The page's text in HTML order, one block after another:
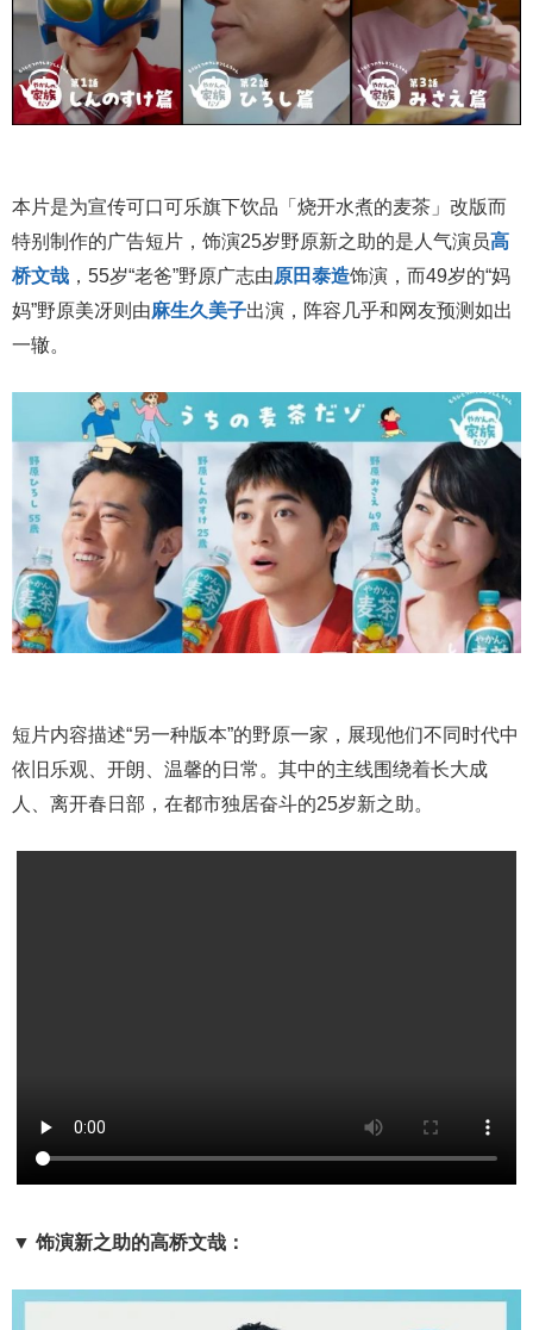
本片是为宣传可口可乐旗下饮品「烧开水煮的麦茶」改版而
特别制作的广告短片，饰演25岁野原新之助的是人气演员高
桥文哉 ，55岁“老爸”野原广志由原田泰造饰演，而49岁的“妈
妈”野原美冴则由麻生久美子出演，阵容几乎和网友预测如出
一辙。
短片内容描述“另一种版本”的野原一家，展现他们不同时代中
依旧乐观、开朗、温馨的日常。其中的主线围绕着长大成
人、离开春日部，在都市独居奋斗的25岁新之助。
▼ 饰演新之助的高桥文哉：